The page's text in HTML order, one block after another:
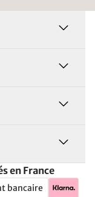
en France
bancaire